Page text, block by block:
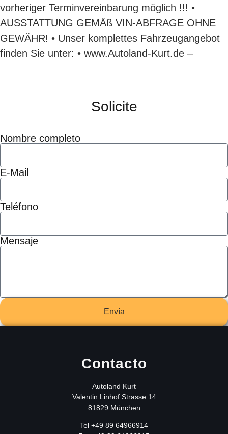
vorheriger Terminvereinbarung möglich !!! •
AUSSTATTUNG GEMÄß VIN-ABFRAGE OHNE
GEWÄHR! • Unser komplettes Fahrzeugangebot
finden Sie unter: • www.Autoland-Kurt.de –
Solicite
Nombre completo
E-Mail
Teléfono
Mensaje
Envía
Contacto
Autoland Kurt
Valentin Linhof Strasse 14
81829 München
Tel +49 89 64966914